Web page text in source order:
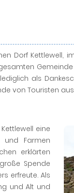
Dorf Kettlewell,
als
von Touristen
eine
und Farmen
erklärten
Spende
erfreute. Als
und Alt und